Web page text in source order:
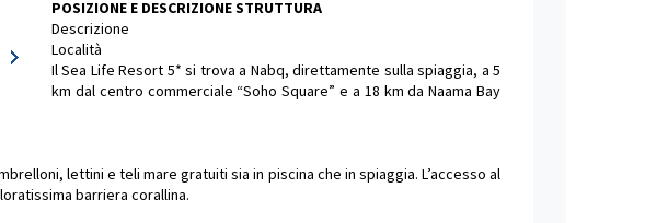
POSIZIONE E DESCRIZIONE STRUTTURA
Descrizione
Località
Il Sea Life Resort 5* si trova a Nabq, direttamente sulla spiaggia, a 5
km dal centro commerciale “Soho Square” e a 18 km da Naama Bay
lettini e teli mare gratuiti sia in piscina che in spiaggia. L’accesso al
barriera corallina.